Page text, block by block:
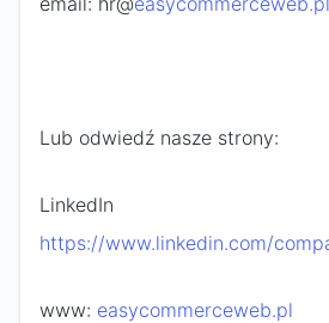
Lub odwiedź nasze strony:
LinkedIn
https://www.linkedin.com/
www: easycommerceweb.pl